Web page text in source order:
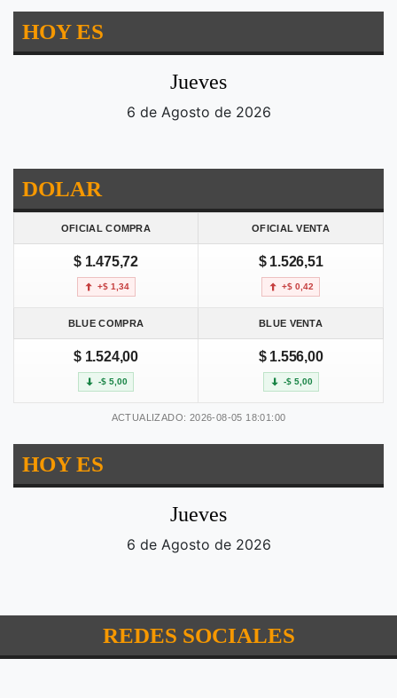
HOY ES
Jueves
6 de Agosto de 2026
DOLAR
OFICIAL COMPRA OFICIAL VENTA
$ 1.475,72
+$ 1,34
$ 1.526,51
+$ 0,42
BLUE COMPRA BLUE VENTA
$ 1.524,00
-$ 5,00
$ 1.556,00
-$ 5,00
ACTUALIZADO: 2026-08-05 18:01:00
HOY ES
Jueves
6 de Agosto de 2026
REDES SOCIALES